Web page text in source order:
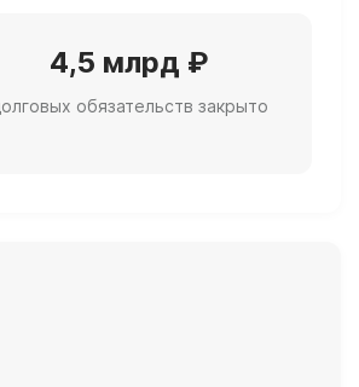
4,5 млрд ₽
обязательств закрыто